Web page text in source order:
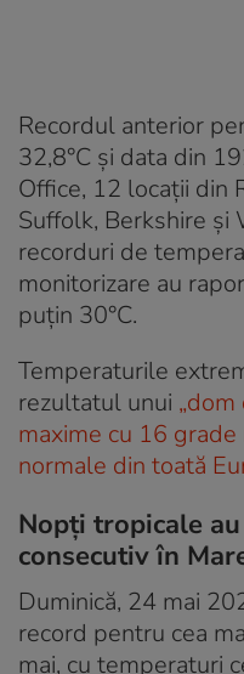
Recordul anterior
32,8°C și data din
Office, 12 locații din
Suffolk, Berkshire și
recorduri de
monitorizare au
puțin 30°C.
Temperaturile
rezultatul unui „dom
maxime cu 16
normale din toată
Nopți tropicale
consecutiv în
Duminică, 24 mai
record pentru cea
mai, cu temperaturi